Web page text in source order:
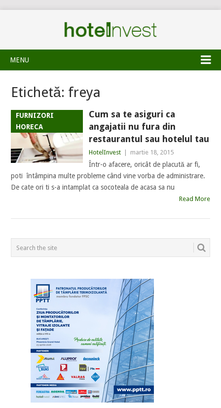
MENU
Etichetă: freya
FURNIZORI
HORECA
Cum sa te asiguri ca
angajatii nu fura din
restaurantul sau hotelul tau
HotelInvest martie 18, 2015
Într-o afacere, oricât de placută ar fi,
poti întâmpina multe probleme când vine vorba de administrare.
De cate ori ti s-a intamplat ca socoteala de acasa sa nu
Read More
POSTS
NAVIGATION